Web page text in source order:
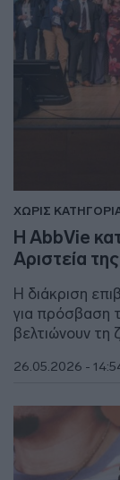
ΧΩΡΙΣ
Η AbbVie
Αριστεία
Η διάκριση
για πρόσβαση
βελτιώνουν τη
26.05.2026 -